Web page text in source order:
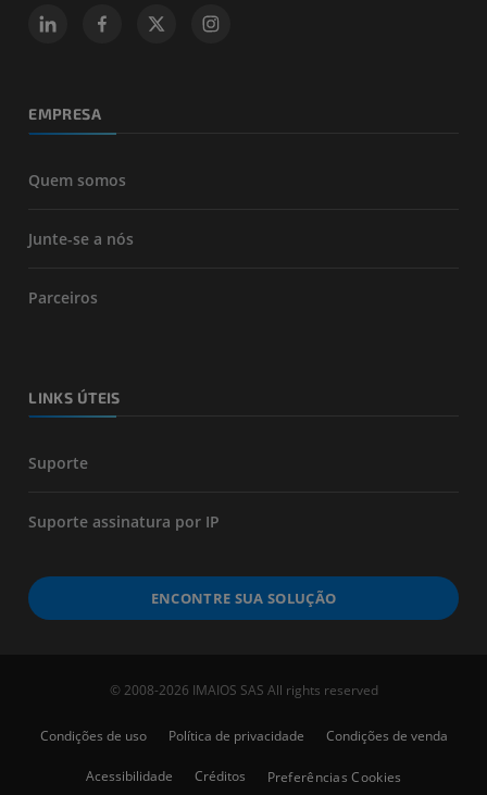
EMPRESA
Quem somos
Junte-se a nós
Parceiros
LINKS ÚTEIS
Suporte
Suporte assinatura por IP
ENCONTRE SUA SOLUÇÃO
© 2008-2026 IMAIOS SAS All rights reserved
Condições de uso Política de privacidade Condições de venda
Acessibilidade Créditos Preferências Cookies